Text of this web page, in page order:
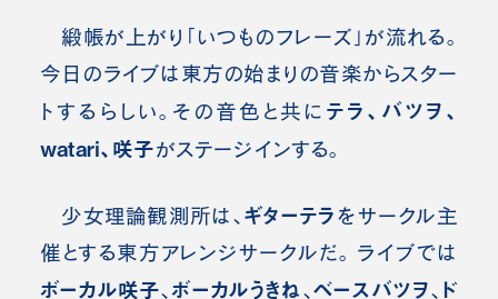
緞帳が上がり「いつものフレーズ」が流れる。
今日のライブは東方の始まりの音楽からスター
トするらしい。その音色と共に テラ、バツヲ、
watari、咲子がステージインする。
少女理論観測所は、 ギターテラ をサークル主
催とする東方アレンジサークルだ。 ライブでは
ボーカル咲子、ボーカルうきね 、 ベースバツヲ、 ド